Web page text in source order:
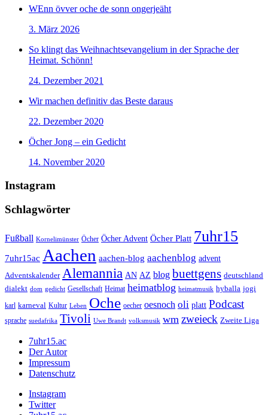
WEnn övver oche de sonn ongerjeäht
3. März 2026
So klingt das Weihnachtsevangelium in der Sprache der
Heimat. Schönn!
24. Dezember 2021
Wir machen definitiv das Beste daraus
22. Dezember 2020
Öcher Jong – ein Gedicht
14. November 2020
Instagram
Schlagwörter
Fußball Kornelimünster Öcher Öcher Advent Öcher Platt 7uhr15
7uhr15ac Aachen aachen-blog aachenblog advent
Adventskalender Alemannia AN AZ blog buettgens deutschland
dialekt dom gedicht Gesellschaft Heimat heimatblog heimatmusik hyballa jogi
karl karneval Kultur Leben Oche oecher oesnoch oli platt Podcast
sprache suedafrika Tivoli Uwe Brandt volksmusik wm zweieck Zweite Liga
7uhr15.ac
Der Autor
Impressum
Datenschutz
Instagram
Twitter